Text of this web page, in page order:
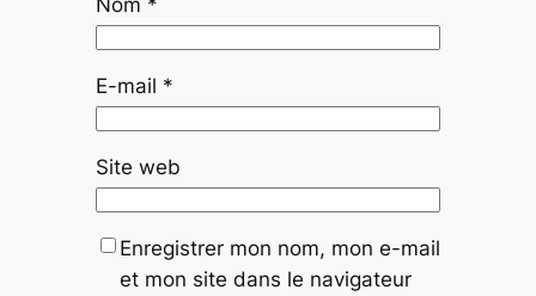
E-mail *
Site web
Enregistrer mon nom, mon e-mail
et mon site dans le navigateur